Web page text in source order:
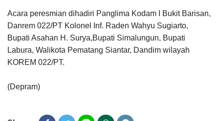
Acara peresmian dihadiri Panglima Kodam I Bukit Barisan,
Danrem 022/PT Kolonel Inf. Raden Wahyu Sugiarto,
Bupati Asahan H. Surya,Bupati Simalungun, Bupati
Labura, Walikota Pematang Siantar, Dandim wilayah
KOREM 022/PT.
(Depram)